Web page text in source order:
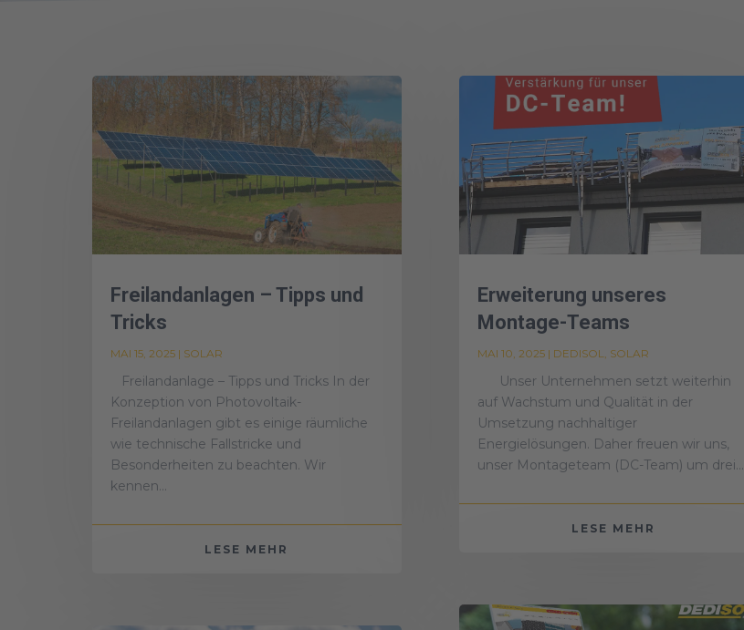
Freilandanlagen – Tipps und
Tricks
MAI 15, 2025| SOLAR
Freilandanlage – Tipps und Tricks In der
Konzeption von Photovoltaik-
Freilandanlagen gibt es einige räumliche
wie technische Fallstricke und
Besonderheiten zu beachten. Wir
kennen...
LESE MEHR
Erweiterung unseres
Montage-Teams
MAI 10, 2025| DEDISOL SOLAR
Unser Unternehmen setzt weiterhin
auf Wachstum und Qualität in der
Umsetzung nachhaltiger
Energielösungen. Daher freuen wir uns,
unser Montageteam (DC-Team) um drei...
LESE MEHR